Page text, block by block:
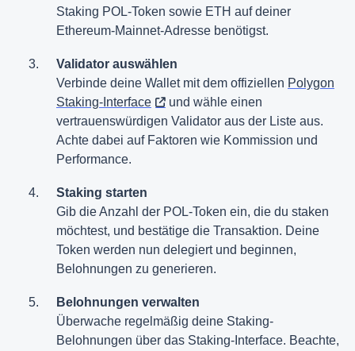
Staking POL-Token sowie ETH auf deiner
Ethereum-Mainnet-Adresse benötigst.
Validator auswählen
Verbinde deine Wallet mit dem offiziellen Polygon
Staking-Interface
und wähle einen
vertrauenswürdigen Validator aus der Liste aus.
Achte dabei auf Faktoren wie Kommission und
Performance.​
Staking starten
Gib die Anzahl der POL-Token ein, die du staken
möchtest, und bestätige die Transaktion. Deine
Token werden nun delegiert und beginnen,
Belohnungen zu generieren.​
Belohnungen verwalten
Überwache regelmäßig deine Staking-
Belohnungen über das Staking-Interface. Beachte,